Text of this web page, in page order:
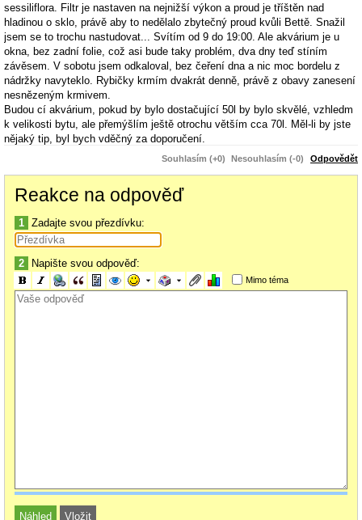
sessiliflora. Filtr je nastaven na nejnižší výkon a proud je tříštěn nad
hladinou o sklo, právě aby to nedělalo zbytečný proud kvůli Bettě. Snažil
jsem se to trochu nastudovat... Svítím od 9 do 19:00. Ale akvárium je u
okna, bez zadní folie, což asi bude taky problém, dva dny teď stíním
závěsem. V sobotu jsem odkaloval, bez čeření dna a nic moc bordelu z
nádržky navyteklo. Rybičky krmím dvakrát denně, právě z obavy zanesení
nesnězeným krmivem.
Budou cí akvárium, pokud by bylo dostačující 50l by bylo skvělé, vzhledm
k velikosti bytu, ale přemýšlím ještě otrochu větším cca 70l. Měl-li by jste
nějaký tip, byl bych vděčný za doporučení.
Jěště jednou mnohokráte děkuji za rady a ochotu poradit.
Souhlasím (+0) Nesouhlasím (-0) Odpovědět
Reakce na odpověď
1 Zadajte svou přezdívku:
2 Napište svou odpověď:
Mimo téma